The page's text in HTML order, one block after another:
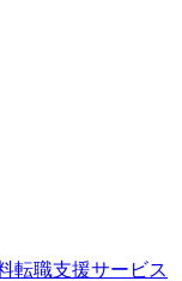
転職支援サービス